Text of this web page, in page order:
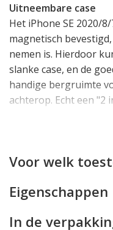
Uitneembare case
Het iPhone SE 2020/
magnetisch
nemen is. Hierdoor
slanke case, en de
handige bergruimte
achterop. Echt een "2
Een écht
maarliefst 4 vakjes
ritssluiting achterop
Voor welk
Eigenschappen
In de